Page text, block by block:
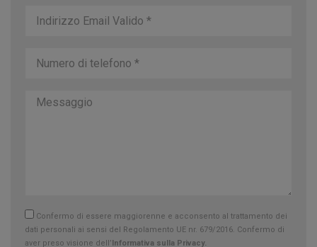
Confermo di essere maggiorenne e acconsento al trattamento dei
dati personali ai sensi del Regolamento UE nr. 679/2016. Confermo di
aver preso visione dell’ Informativa sulla Privacy.